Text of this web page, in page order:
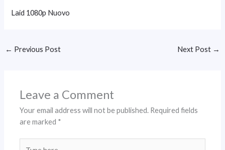
Laid 1080p Nuovo
← Previous Post Next Post →
Leave a Comment
Your email address will not be published. Required fields
are marked *